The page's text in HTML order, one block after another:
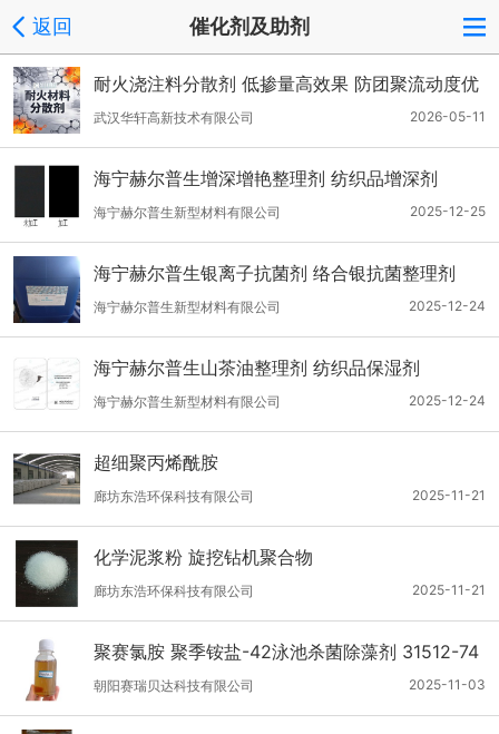
返回 催化剂及助剂
耐火浇注料‌分散剂 ‌低掺量高效果‌ ‌防团聚‌流动度优
异
2026-05-11
武汉华轩高新技术有限公司
海宁赫尔普生增深增艳整理剂 纺织品增深剂
2025-12-25
海宁赫尔普生新型材料有限公司
海宁赫尔普生银离子抗菌剂 络合银抗菌整理剂
2025-12-24
海宁赫尔普生新型材料有限公司
海宁赫尔普生山茶油整理剂 纺织品保湿剂
2025-12-24
海宁赫尔普生新型材料有限公司
超细聚丙烯酰胺
2025-11-21
廊坊东浩环保科技有限公司
化学泥浆粉 旋挖钻机聚合物
2025-11-21
廊坊东浩环保科技有限公司
聚赛氯胺 聚季铵盐-42泳池杀菌除藻剂 31512-74
-0
2025-11-03
朝阳赛瑞贝达科技有限公司